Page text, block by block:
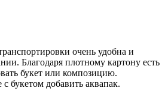
очень удобна и
Благодаря плотному картону есть
букет или композицию.
букетом добавить аквапак.